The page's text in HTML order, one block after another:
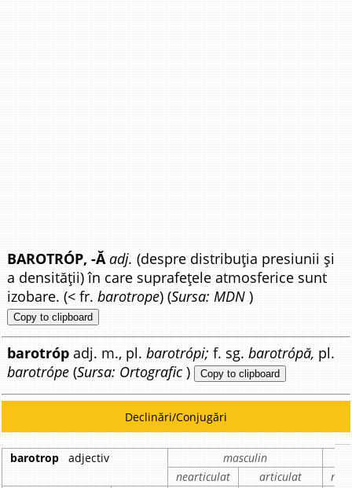
BAROTRÓP, -Ă adj. (despre distribuția presiunii și
a densității) în care suprafețele atmosferice sunt
izobare. (< fr.barotrope) (Sursa: MDN )
Copy to clipboard
barotrópadj. m., pl.barotrópi;f. sg.barotrópă, pl.
barotrópe (Sursa: Ortografic ) Copy to clipboard
Declinări/Conjugări
barotrop adjectiv
masculin
nearticulat
articulat